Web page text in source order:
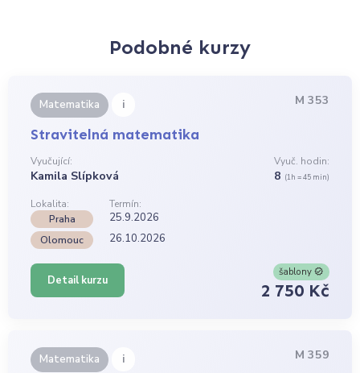
Podobné kurzy
Matematika i M 353
Stravitelná matematika
Vyučující:
Kamila Slípková
Vyuč. hodin:
8 (1h = 45 min)
Lokalita:
Termín:
Praha
25.9.2026
Olomouc 26.10.2026
Detail kurzu
šablony
2 750 Kč
Matematika i M 359